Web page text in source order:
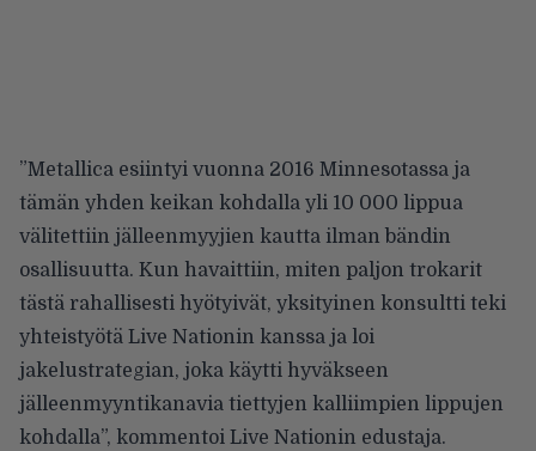
”Metallica esiintyi vuonna 2016 Minnesotassa ja
tämän yhden keikan kohdalla yli 10 000 lippua
välitettiin jälleenmyyjien kautta ilman bändin
osallisuutta. Kun havaittiin, miten paljon trokarit
tästä rahallisesti hyötyivät, yksityinen konsultti teki
yhteistyötä Live Nationin kanssa ja loi
jakelustrategian, joka käytti hyväkseen
jälleenmyyntikanavia tiettyjen kalliimpien lippujen
kohdalla”, kommentoi Live Nationin edustaja.